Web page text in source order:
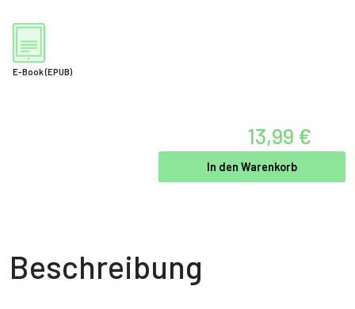
E-Book(EPUB)
13,99 €
In den Warenkorb
Beschreibung